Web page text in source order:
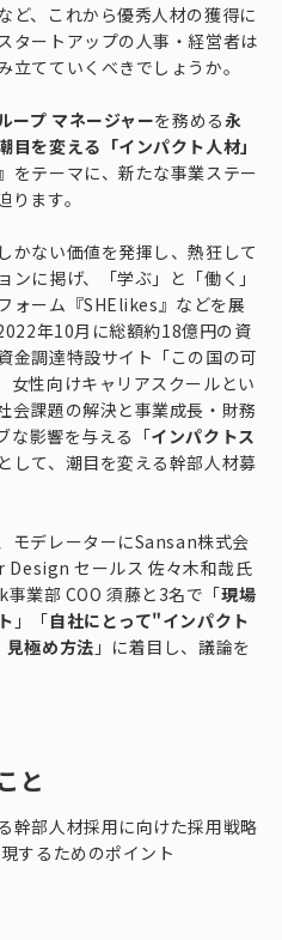
ど、これから優秀人材の獲得に
タートアップの人事・経営者は
立てていくべきでしょうか。
ープ マネージャーを務める 永
目を変える「インパクト人材」
』をテーマに、新たな事業ステー
ます。
かない価値を発揮し、熱狂して
に掲げ、「学ぶ」と「働く」
ォーム『SHElikes』などを展
年10月に総額約18億円の資
金調達特設サイト「この国の可
女性向けキャリアスクールとい
会課題の解決と事業成長・財務
な影響を与える「インパクトス
して、潮目を変える幹部人材募
モデレーターにSansan株式会
セールス 佐々木和哉氏
業部 COO 須藤と3名で「現場
」「自社にとって"インパクト
見極め方法 」に着目し、議論を
と
幹部人材採用に向けた採用戦略
するためのポイント